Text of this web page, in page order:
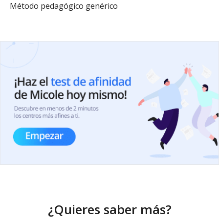
Método pedagógico genérico
¿Quieres saber más?